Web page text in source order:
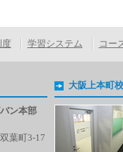
度 学習システム コー
ン本部
葉町3-17
大阪上本町校